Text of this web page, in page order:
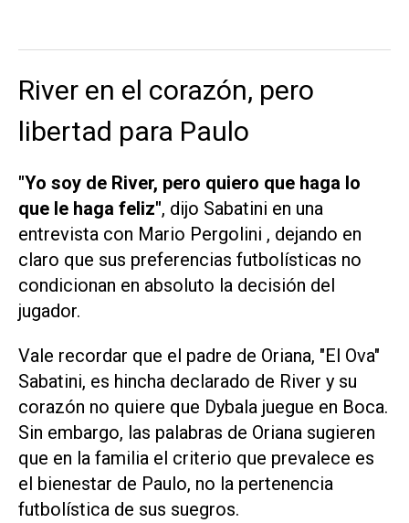
River en el corazón, pero
libertad para Paulo
"Yo soy de River, pero quiero que haga lo
que le haga feliz", dijo Sabatini en una
entrevista con Mario Pergolini , dejando en
claro que sus preferencias futbolísticas no
condicionan en absoluto la decisión del
jugador.
Vale recordar que el padre de Oriana, "El Ova"
Sabatini, es hincha declarado de River y su
corazón no quiere que Dybala juegue en Boca.
Sin embargo, las palabras de Oriana sugieren
que en la familia el criterio que prevalece es
el bienestar de Paulo, no la pertenencia
futbolística de sus suegros.